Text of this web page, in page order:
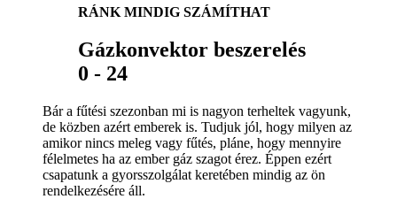
RÁNK MINDIG SZÁMÍTHAT
Gázkonvektor beszerelés
0 - 24
Bár a fűtési szezonban mi is nagyon terheltek vagyunk,
de közben azért emberek is. Tudjuk jól, hogy milyen az
amikor nincs meleg vagy fűtés, pláne, hogy mennyire
félelmetes ha az ember gáz szagot érez. Éppen ezért
csapatunk a gyorsszolgálat keretében mindig az ön
rendelkezésére áll.